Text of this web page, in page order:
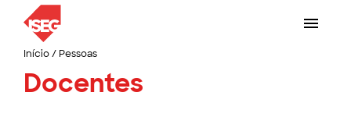
Início/ Pessoas
Docentes